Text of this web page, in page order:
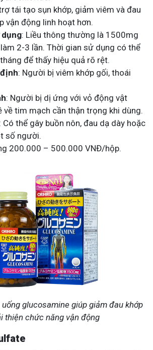
tái tạo sụn khớp, giảm viêm và đau
vận động linh hoạt hơn.
dụng: Liều thông thường là 1500mg
2-3 lần. Thời gian sử dụng có thể
để thấy hiệu quả rõ rệt.
: Người bị viêm khớp gối, thoái
: Người bị dị ứng với vỏ động vật
về tim mạch cần thận trọng khi dùng.
: Có thể gây buồn nôn, đau dạ dày hoặc
số người.
200.000 – 500.000 VNĐ/hộp.
uống glucosamine giúp giảm đau khớp
thiện chức năng vận động